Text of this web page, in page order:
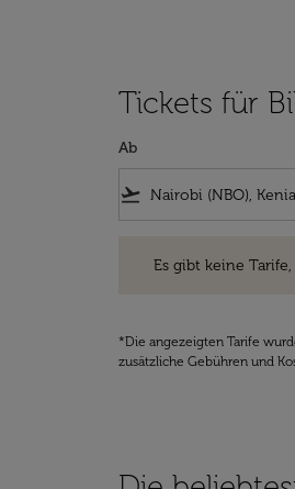
Tickets für
Ab
flight_takeoff
Es gibt keine
*Die angezeigten Tarife
zusätzliche Gebühren und